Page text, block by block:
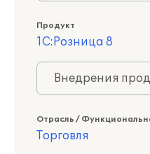
Продукт
1С:Розница 8
Внедрения
Отрасль /
Торговля